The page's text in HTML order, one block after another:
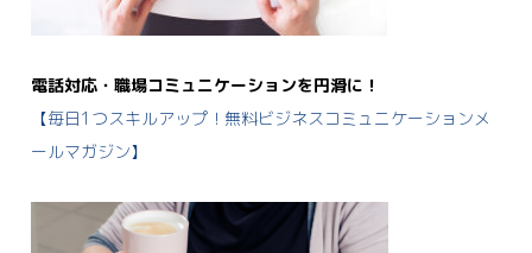
電話対応・職場コミュニケーションを円滑に！
【毎日1つスキルアップ！無料ビジネスコミュニケーションメ
ールマガジン】